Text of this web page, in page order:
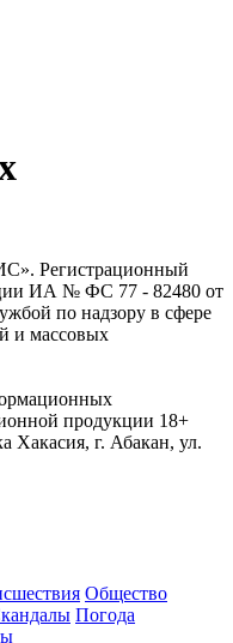
Регистрационный
ИА № ФС 77 - 82480 от
по надзору в сфере
и массовых
продукции 18+
Хакасия, г. Абакан, ул.
Общество
Погода